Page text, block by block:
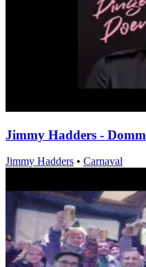
Jimmy Hadders -
Jimmy Hadders • Carnaval